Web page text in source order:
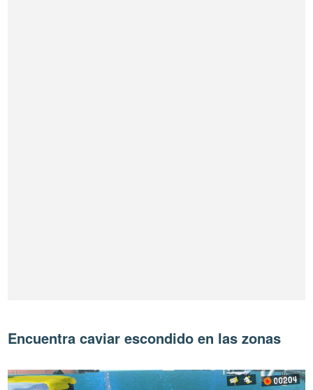
Encuentra caviar escondido en las zonas